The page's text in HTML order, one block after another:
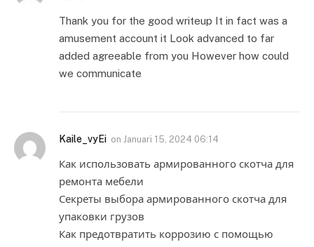
Thank you for the good writeup It in fact was a
amusement account it Look advanced to far
added agreeable from you However how could
we communicate
Kaile_vyEi on Januari 15, 2024 06:14
Как использовать армированного скотча для
ремонта мебели
Секреты выбора армированного скотча для
упаковки грузов
Как предотвратить коррозию с помощью